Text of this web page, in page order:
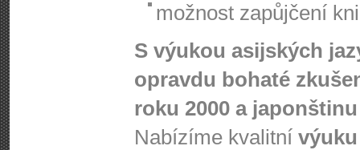
možnost zapůjčení
S výukou asijských
opravdu bohaté
roku 2000 a
Nabízíme kvalitní